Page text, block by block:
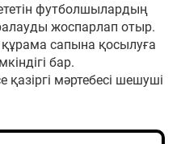
футболшылардың
жоспарлап отыр.
құрама сапына қосылуға
бар.
мәртебесі шешуші